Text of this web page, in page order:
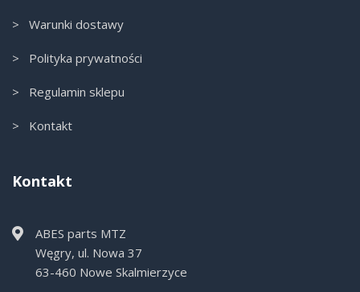
> Warunki dostawy
> Polityka prywatności
> Regulamin sklepu
> Kontakt
Kontakt
ABES parts MTZ
Węgry, ul. Nowa 37
63-460 Nowe Skalmierzyce